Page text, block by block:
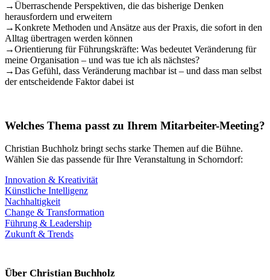
→Überraschende Perspektiven, die das bisherige Denken
herausfordern und erweitern
→Konkrete Methoden und Ansätze aus der Praxis, die sofort in den
Alltag übertragen werden können
→Orientierung für Führungskräfte: Was bedeutet Veränderung für
meine Organisation – und was tue ich als nächstes?
→Das Gefühl, dass Veränderung machbar ist – und dass man selbst
der entscheidende Faktor dabei ist
Welches Thema passt zu Ihrem Mitarbeiter-Meeting?
Christian Buchholz bringt sechs starke Themen auf die Bühne.
Wählen Sie das passende für Ihre Veranstaltung in Schorndorf:
Innovation & Kreativität
Künstliche Intelligenz
Nachhaltigkeit
Change & Transformation
Führung & Leadership
Zukunft & Trends
Über Christian Buchholz